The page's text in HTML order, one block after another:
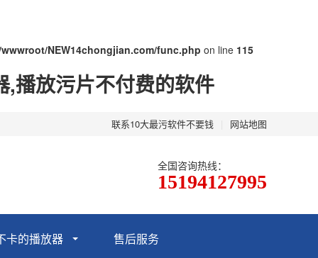
NEW14chongjian.com/func.php on line 115
播放污片不付费的软件
联系10大最污软件不要钱 网站地图
全国咨询热线：
15194127995
卡的播放器 售后服务